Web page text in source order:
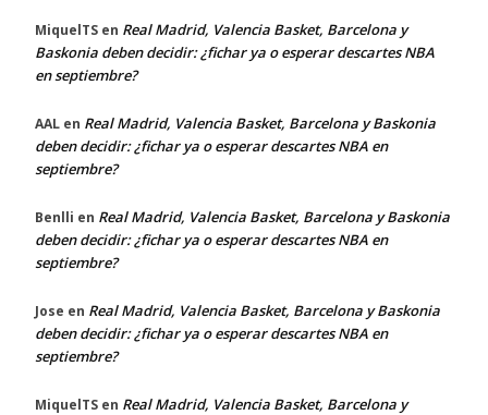
MiquelTS en Real Madrid, Valencia Basket, Barcelona y
Baskonia deben decidir: ¿fichar ya o esperar descartes NBA
en septiembre?
AAL en Real Madrid, Valencia Basket, Barcelona y Baskonia
deben decidir: ¿fichar ya o esperar descartes NBA en
septiembre?
Benlli en Real Madrid, Valencia Basket, Barcelona y Baskonia
deben decidir: ¿fichar ya o esperar descartes NBA en
septiembre?
Jose en Real Madrid, Valencia Basket, Barcelona y Baskonia
deben decidir: ¿fichar ya o esperar descartes NBA en
septiembre?
MiquelTS en Real Madrid, Valencia Basket, Barcelona y